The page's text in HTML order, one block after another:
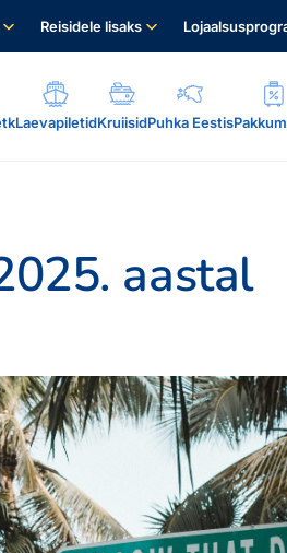
Reisidele lisaks
LaevapiletidKruiisidPuhka Eestis
aastal